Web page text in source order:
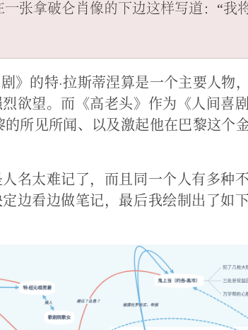
张拿破仑肖像的下边这样写道：“我
》的特·拉斯蒂涅算是一个主要人物
欲望。而《高老头》作为《人间喜
所见所闻、以及激起他在巴黎这个
名太难记了，而且同一个人有多种不
边看边做笔记，最后我绘制出了如